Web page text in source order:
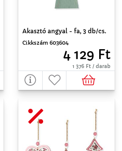
Akasztó angyal - fa, 3 db/cs.
Cikkszám 603604
4 129 Ft
1 376 Ft / darab